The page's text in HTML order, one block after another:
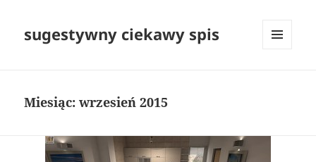
sugestywny ciekawy spis
Miesiąc:wrzesień 2015